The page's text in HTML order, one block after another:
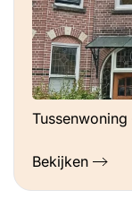
Tussenwoning
Bekijken